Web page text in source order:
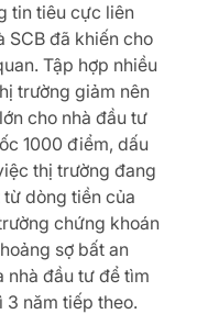
tin tiêu cực liên
SCB đã khiến cho
Tập hợp nhiều
trường giảm nên
cho nhà đầu tư
1000 điểm, dấu
thị trường đang
dòng tiền của
chứng khoán
sợ bất an
nhà đầu tư để tìm
năm tiếp theo.